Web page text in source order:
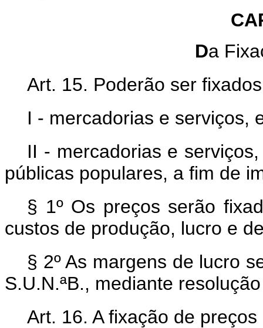
Da
Art. 15. Poderão ser
I - mercadorias e serviços,
II - mercadorias e
públicas populares, a fim de
§ 1º Os preços serão
custos de produção, lucro e
§ 2º As margens de lucro
S.U.N.ªB., mediante
Art. 16. A fixação de